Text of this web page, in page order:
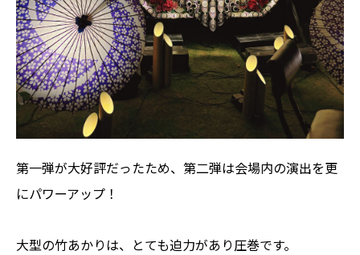
第一弾が大好評だったため、第二弾は会場内の演出を更
にパワーアップ！
大型の竹あかりは、とても迫力があり圧巻です。